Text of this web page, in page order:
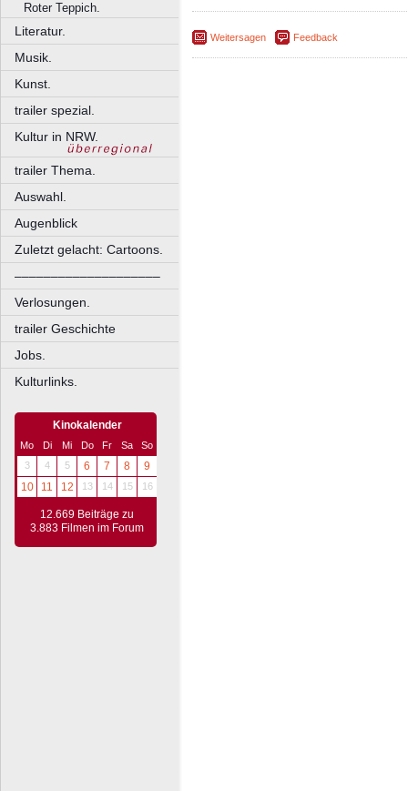
Roter Teppich.
Literatur.
Musik.
Kunst.
trailer spezial.
Kultur in NRW.
trailer Thema.
Auswahl.
Augenblick
Zuletzt gelacht: Cartoons.
––––––––––––––––––––
Verlosungen.
trailer Geschichte
Jobs.
Kulturlinks.
Kinokalender
Mo Di Mi Do Fr Sa
So
3
4 5 6 7 8
9
10
11 12 13 14 15 16
12.669 Beiträge zu
3.883 Filmen im Forum
Weitersagen Feedback